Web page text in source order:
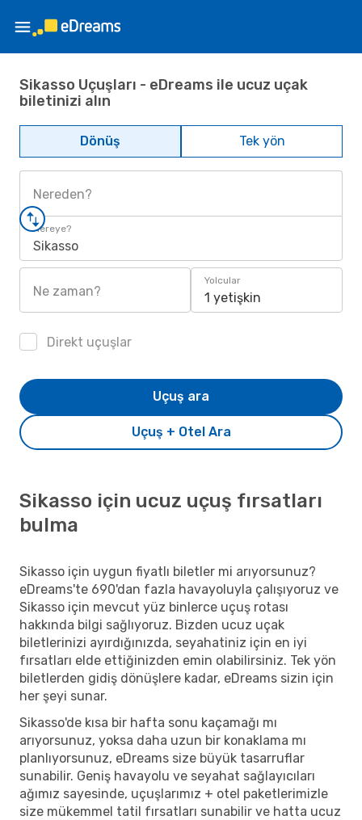
Sikasso Uçuşları - eDreams ile ucuz uçak
biletinizi alın
Dönüş Tek yön
Nereden?
Nereye?
Sikasso
Ne zaman?
Yolcular
1 yetişkin
Direkt uçuşlar
Uçuş + Otel Ara
Uçuş ara
Sikasso için ucuz uçuş fırsatları
bulma
Sikasso için uygun fiyatlı biletler mi arıyorsunuz?
eDreams'te 690'dan fazla havayoluyla çalışıyoruz ve
Sikasso için mevcut yüz binlerce uçuş rotası
hakkında bilgi sağlıyoruz. Bizden ucuz uçak
biletlerinizi ayırdığınızda, seyahatiniz için en iyi
fırsatları elde ettiğinizden emin olabilirsiniz. Tek yön
biletlerden gidiş dönüşlere kadar, eDreams sizin için
her şeyi sunar.
Sikasso'de kısa bir hafta sonu kaçamağı mı
arıyorsunuz, yoksa daha uzun bir konaklama mı
planlıyorsunuz, eDreams size büyük tasarruflar
sunabilir. Geniş havayolu ve seyahat sağlayıcıları
ağımız sayesinde, uçuşlarımız + otel paketlerimizle
size mükemmel tatil fırsatları sunabilir ve hatta ucuz